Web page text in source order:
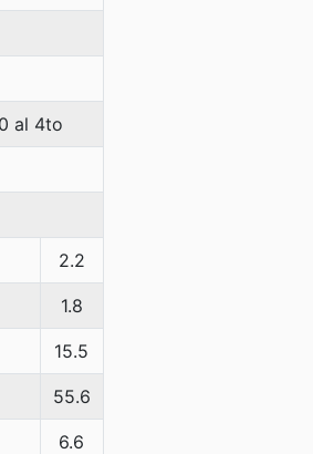
al 4to
2.2
1.8
15.5
55.6
6.6